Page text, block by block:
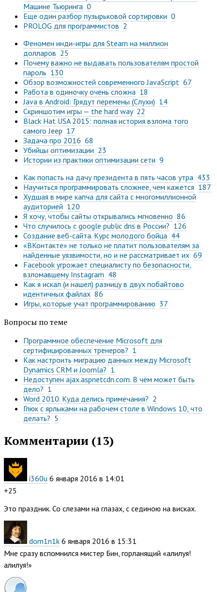
Машине Тьюринга 0
Еще один разбор пузырьковой сортировки 0
PROLOG для программистов 2
Феномен инди-игры для Steam на миллион
долларов 25
Почему важно не выдавать пользователям простой
пароль 130
Обзор возможностей современного JavaScript 67
Работа в одиночку очень сложна 18
Java в Android: Грядут перемены (Слухи) 14
Скриншотим игры — the hard way 22
Black Hat USA 2015: полная история взлома того
самого Jeep 17
Задача про 2016 68
Убийцы оптимизации 23
Истории из практики оптимизации сети 9
Как попасть на дачу президента в пять часов утра 433
Научиться программировать сложнее, чем кажется 187
Худшая в мире капча для сайта с многомиллионной
аудиторией 120
Я хочу, чтобы сайты открывались мгновенно 86
Что случилось с google public dns в России? 126
Создание веб-сайта. Курс молодого бойца 44
«ВКонтакте» не только не платит пользователям за
найденные уязвимости, но и не рассматривает их 69
Facebook угрожает специалисту по безопасности,
взломавшему Instagram 48
Как я искал (и нашел) разницу в двух побайтово
идентичных файлах 86
Игры, которые учат программированию 37
Вопросы по теме
Программное обеспечение Microsoft для
сертифицированных тренеров? 1
Как настроить миграцию данных между Microsoft
Dynamics CRM и Joomla? 1
Недоступен ajax.aspnetcdn.com. В чём может быть
дело? 1
Word 2010. Куда делись примечания? 2
Глюк с ярлыками на рабочем столе в Windows 10, что
делать? 5
Комментарии (13)
i360u 6 января 2016 в 14:01
+25
Это праздник. Со слезами на глазах, с сединою на висках.
dom1n1k 6 января 2016 в 15:31
Мне сразу вспомнился мистер Бин, горланящий «алилуя!
алилуя!»